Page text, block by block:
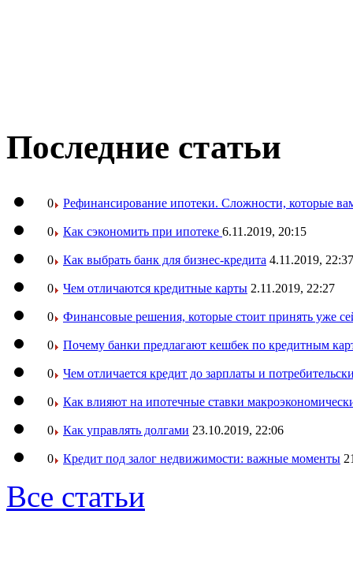
Последние статьи
0 Рефинансирование ипотеки. Сложности, которые
0 Как сэкономить при ипотеке 6.11.2019, 20:15
0 Как выбрать банк для бизнес-кредита 4.11.2019, 22:37
0 Чем отличаются кредитные карты 2.11.2019, 22:27
0 Финансовые решения, которые стоит принять уже
0 Почему банки предлагают кешбек по кредитным
0 Чем отличается кредит до зарплаты и
0 Как влияют на ипотечные ставки
0 Как управлять долгами 23.10.2019, 22:06
0 Кредит под залог недвижимости: важные моменты
Все статьи